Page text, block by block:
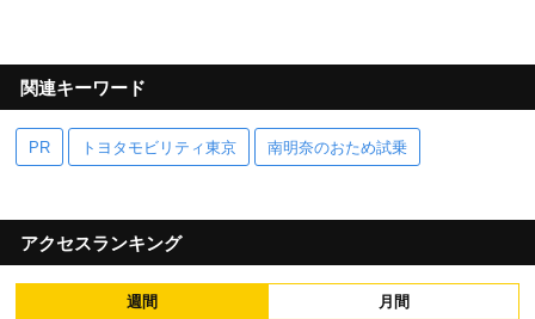
関連キーワード
PR トヨタモビリティ東京 南明奈のおため試乗
アクセスランキング
週間 月間